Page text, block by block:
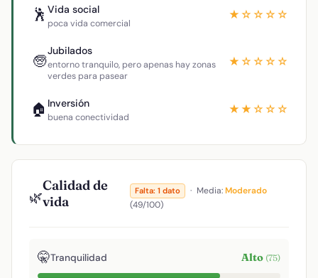
🕺 Vida social
poca vida comercial
★☆☆☆☆
🧓
Jubilados
entorno tranquilo, pero apenas hay zonas
verdes para pasear
★☆☆☆☆
🏠 Inversión
buena conectividad
★★☆☆☆
🌿
Calidad de
vida
Falta: 1 dato · Media:Moderado
(49/100)
🤫Tranquilidad Alto (75)